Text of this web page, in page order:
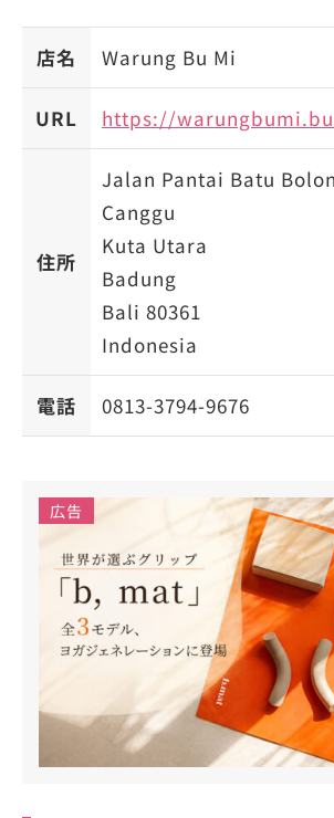
店名 Warung Bu Mi
URL https://
住所
Jalan Pantai Batu
Canggu
Kuta Utara
Badung
Bali 80361
Indonesia
電話 0813-3794-9676
広告